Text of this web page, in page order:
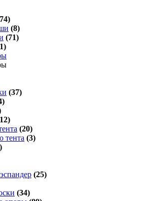
(8)
(71)
(37)
(20)
тента (3)
(25)
(34)